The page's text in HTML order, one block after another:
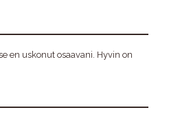
en uskonut osaavani. Hyvin on